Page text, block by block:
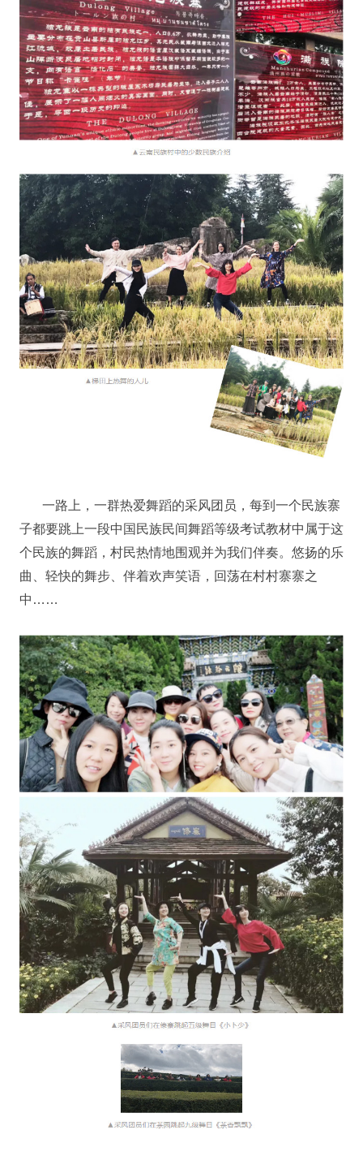
一路上，一群热爱舞蹈的采风团员，每到一个民族寨
子都要跳上一段中国民族民间舞蹈等级考试教材中属于这
个民族的舞蹈，村民热情地围观并为我们伴奏。悠扬的乐
曲、轻快的舞步、伴着欢声笑语，回荡在村村寨寨之
中……